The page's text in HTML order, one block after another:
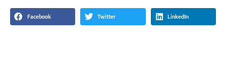
Facebook Twitter LinkedIn